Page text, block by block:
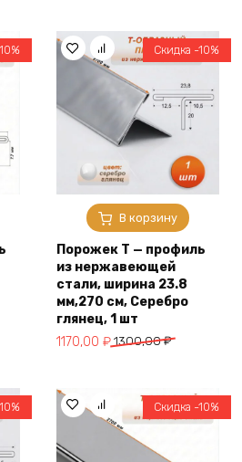
1528,00 ₽.
В корзину
Скидка -10%
Порожек Т — профиль
из нержавеющей
стали, ширина 23.8
мм,270 см, Серебро
глянец, 1 шт
1300,00₽
Первоначальная
1300,00 ₽.
1170,00 ₽
Текущая
Скидка -10%